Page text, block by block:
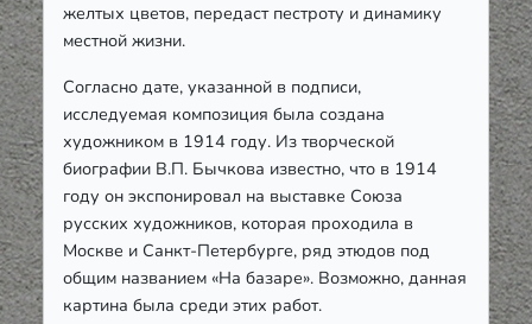
желтых цветов, передаст пестроту и динамику
местной жизни.
Согласно дате, указанной в подписи,
исследуемая композиция была создана
художником в 1914 году. Из творческой
биографии В.П. Бычкова известно, что в 1914
году он экспонировал на выставке Союза
русских художников, которая проходила в
Москве и Санкт-Петербурге, ряд этюдов под
общим названием «На базаре». Возможно, данная
картина была среди этих работ.